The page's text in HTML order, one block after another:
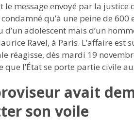
le message envoyé par la
qu’à une peine de 600
d’un adolescent mais d’un
Ravel, à Paris. L’affaire
réagisse, dès mardi 19
que l’État se porte partie civile
avait
son voile